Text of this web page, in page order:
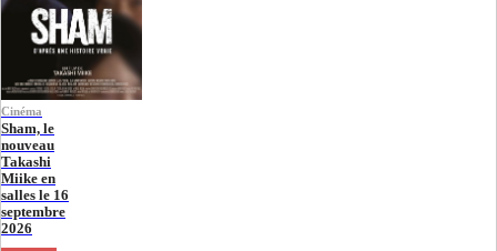
Cinéma
Sham, le
nouveau
Takashi
Miike en
salles le 16
septembre
2026